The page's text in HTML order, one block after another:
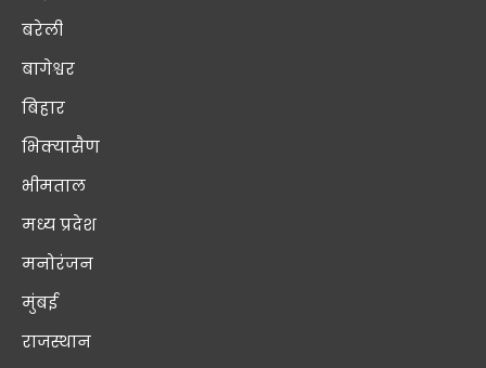
बरेली
बागेश्वर
बिहार
भिक्यासैण
भीमताल
मध्य प्रदेश
मनोरंजन
मुंबई
राजस्थान